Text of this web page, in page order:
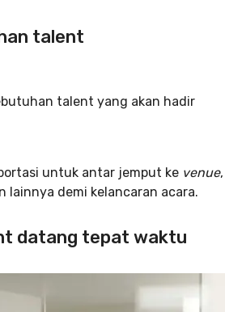
talent
talent yang akan hadir
untuk antar jemput ke venue,
lainnya demi kelancaran acara.
datang tepat waktu